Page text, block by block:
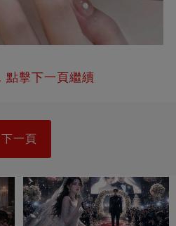
點擊下一頁繼續
下一頁